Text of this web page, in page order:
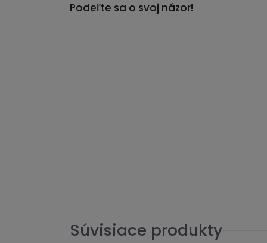
Podeľte sa o svoj názor!
Súvisiace produkty